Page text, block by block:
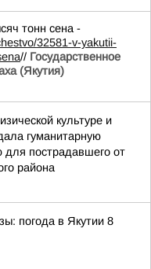
тонн сена -
32581-v-yakutii-
// Государственное
(Якутия)
культуре и
гуманитарную
пострадавшего от
района
погода в Якутии 8